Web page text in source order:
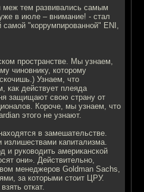
меж тем развивались самым
в июле – внимание! - стал
самой "коррумпированной" ENI,
пространстве. Мы узнаем,
чиновнику, которому
Узнаем, что
как действует плеяда
защищают свою страну от
Короче, мы узнаем, что
этого не узнают.
в замешательстве.
капитализма.
и руководить американской
они». Действительно,
менеджеров Goldman Sachs,
за которыми стоит ЦРУ.
откат.